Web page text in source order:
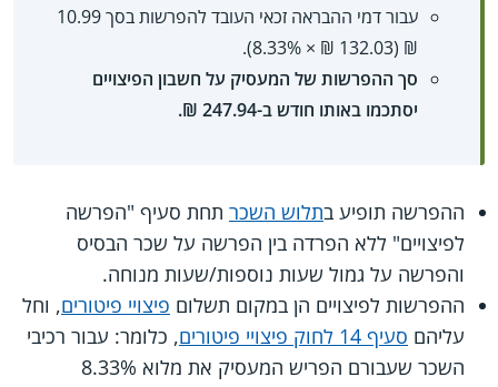
עבור דמי ההבראה זכאי העובד להפרשות בסך 10.99
₪ (132.03 ₪ ×‏ 8.33%).
סך ההפרשות של המעסיק על חשבון הפיצויים
יסתכמו באותו חודש ב-247.94 ₪.
ההפרשה תופיע בתלוש השכר תחת סעיף "הפרשה
לפיצויים" ללא הפרדה בין הפרשה על שכר הבסיס
והפרשה על גמול שעות נוספות/שעות מנוחה.
ההפרשות לפיצויים הן במקום תשלום פיצויי פיטורים, וחל
עליהם סעיף 14 לחוק פיצויי פיטורים
, כלומר: עבור רכיבי
השכר שעבורם הפריש המעסיק את מלוא 8.33%